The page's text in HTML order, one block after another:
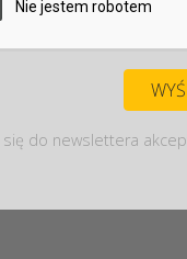
do newslettera